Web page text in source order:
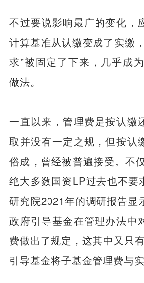
不过要说影响最广的变化，
计算基准从认缴变成了实缴
求”被固定了下来，几乎成
做法。
一直以来，管理费是按认缴
取并没有一定之规，但按认
俗成，曾经被普遍接受。不
绝大多数国资LP过去也不要
研究院2021年的调研报告显
政府引导基金在管理办法中
费做出了规定，这其中又只
引导基金将子基金管理费与实